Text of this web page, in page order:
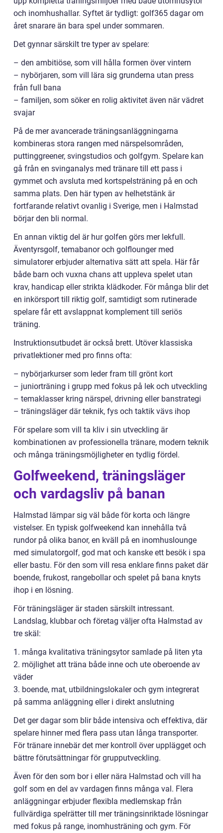
och inomhushallar. Syftet är tydligt: golf365 dagar om
året snarare än bara spel under sommaren.
Det gynnar särskilt tre typer av spelare:
– den ambitiöse, som vill hålla formen över vintern
– nybörjaren, som vill lära sig grunderna utan press
från full bana
– familjen, som söker en rolig aktivitet även när vädret
svajar
På de mer avancerade träningsanläggningarna
kombineras stora rangen med närspelsområden,
puttinggreener, svingstudios och golfgym. Spelare kan
gå från en svinganalys med tränare till ett pass i
gymmet och avsluta med kortspelsträning på en och
samma plats. Den här typen av helhetstänk är
fortfarande relativt ovanlig i Sverige, men i Halmstad
börjar den bli normal.
En annan viktig del är hur golfen görs mer lekfull.
Äventyrsgolf, temabanor och golflounger med
simulatorer erbjuder alternativa sätt att spela. Här får
både barn och vuxna chans att uppleva spelet utan
krav, handicap eller strikta klädkoder. För många blir det
en inkörsport till riktig golf, samtidigt som rutinerade
spelare får ett avslappnat komplement till seriös
träning.
Instruktionsutbudet är också brett. Utöver klassiska
privatlektioner med pro finns ofta:
– nybörjarkurser som leder fram till grönt kort
– juniorträning i grupp med fokus på lek och utveckling
– temaklasser kring närspel, drivning eller banstrategi
– träningsläger där teknik, fys och taktik vävs ihop
För spelare som vill ta kliv i sin utveckling är
kombinationen av professionella tränare, modern teknik
och många träningsmöjligheter en tydlig fördel.
Golfweekend, träningsläger
och vardagsliv på banan
Halmstad lämpar sig väl både för korta och längre
vistelser. En typisk golfweekend kan innehålla två
rundor på olika banor, en kväll på en inomhuslounge
med simulatorgolf, god mat och kanske ett besök i spa
eller bastu. För den som vill resa enklare finns paket där
boende, frukost, rangebollar och spelet på bana knyts
ihop i en lösning.
För träningsläger är staden särskilt intressant.
Landslag, klubbar och företag väljer ofta Halmstad av
tre skäl:
1. många kvalitativa träningsytor samlade på liten yta
2. möjlighet att träna både inne och ute oberoende av
väder
3. boende, mat, utbildningslokaler och gym integrerat
på samma anläggning eller i direkt anslutning
Det ger dagar som blir både intensiva och effektiva, där
spelare hinner med flera pass utan långa transporter.
För tränare innebär det mer kontroll över upplägget och
bättre förutsättningar för grupputveckling.
Även för den som bor i eller nära Halmstad och vill ha
golf som en del av vardagen finns många val. Flera
anläggningar erbjuder flexibla medlemskap från
fullvärdiga spelrätter till mer träningsinriktade lösningar
med fokus på range, inomhusträning och gym. För